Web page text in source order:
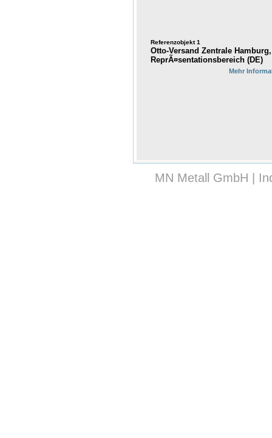
Referenzobjekt 1
Otto-Versand Zentrale Hamburg,
ReprÃ¤sentationsbereich (DE)
Mehr
MN Metall GmbH |